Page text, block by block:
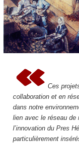
Ces
collaboration et en
dans notre
lien avec le réseau de
l’innovation du Pres
particulièrement